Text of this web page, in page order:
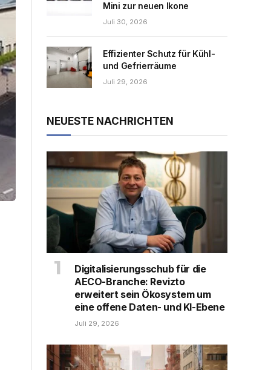
Mini zur neuen Ikone
Juli 30, 2026
Effizienter Schutz für Kühl-
und Gefrierräume
Juli 29, 2026
NEUESTE NACHRICHTEN
Digitalisierungsschub für die
AECO-Branche: Revizto
erweitert sein Ökosystem um
eine offene Daten- und KI-Ebene
Juli 29, 2026